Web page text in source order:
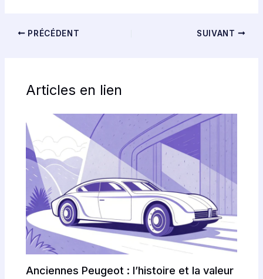
PRÉCÉDENT SUIVANT
Articles en lien
Anciennes Peugeot : l’histoire et la valeur